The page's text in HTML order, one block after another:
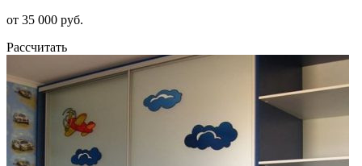
от 35 000 руб.
Рассчитать